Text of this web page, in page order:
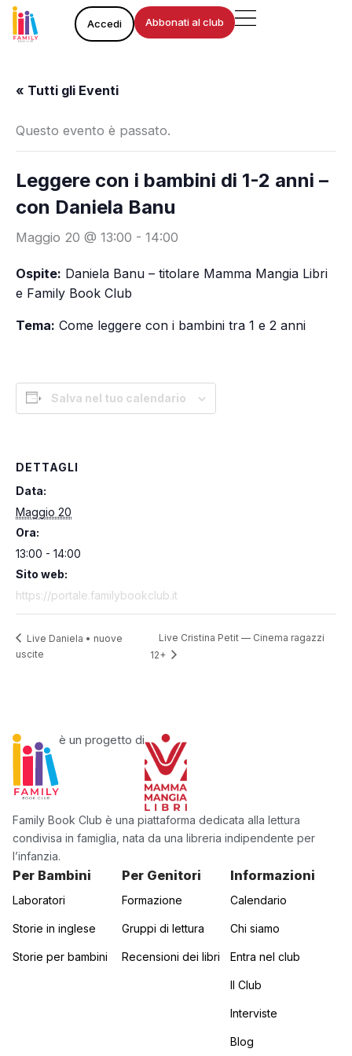
Vai
Accedi Abbonati al club
« Tutti gli Eventi
Questo evento è passato.
Leggere con i bambini di 1-2 anni –
con Daniela Banu
Maggio 20 @ 13:00 - 14:00
Ospite: Daniela Banu – titolare Mamma Mangia Libri
e Family Book Club
Tema: Come leggere con i bambini tra 1 e 2 anni
Salva nel tuo calendario
DETTAGLI
Data:
Maggio 20
Ora:
13:00 - 14:00
Sito web:
https://portale.familybookclub.it
Live Daniela • nuove
uscite
Live Cristina Petit — Cinema ragazzi
12+
è un progetto di
Family Book Club è una piattaforma dedicata alla lettura
condivisa in famiglia, nata da una libreria indipendente per
l’infanzia.
Per Bambini
Laboratori
Storie in inglese
Storie per bambini
Per Genitori
Formazione
Gruppi di lettura
Recensioni dei libri
Informazioni
Calendario
Chi siamo
Entra nel club
Il Club
Interviste
Blog